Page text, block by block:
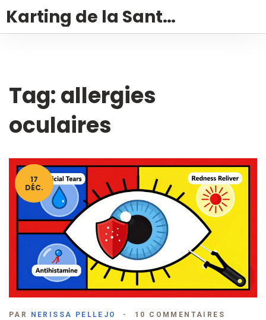
Karting de la Santé – Montalivet
Tag: allergies
oculaires
17
DÉC.
PAR NERISSA PELLEJO 10 COMMENTAIRES